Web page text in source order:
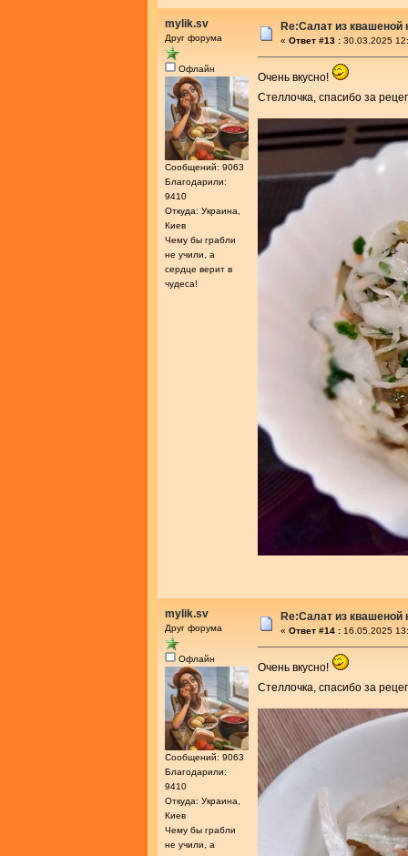
mylik.sv
Друг форума
Офлайн
Сообщений: 9063
Благодарили:
9410
Откуда: Украина,
Киев
Чему бы грабли
не учили, а
сердце верит в
чудеса!
Re:Салат из
« Ответ #13 : 30.03.2025
Очень вкусно!
Стеллочка, спасибо за
mylik.sv
Друг форума
Офлайн
Сообщений: 9063
Благодарили:
9410
Откуда: Украина,
Киев
Чему бы грабли
не учили, а
Re:Салат из
« Ответ #14 : 16.05.2025
Очень вкусно!
Стеллочка, спасибо за